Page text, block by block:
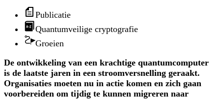
Publicatie
Quantumveilige cryptografie
Groeien
De ontwikkeling van een krachtige quantumcomputer
is de laatste jaren in een stroomversnelling geraakt.
Organisaties moeten nu in actie komen en zich gaan
voorbereiden om tijdig te kunnen migreren naar